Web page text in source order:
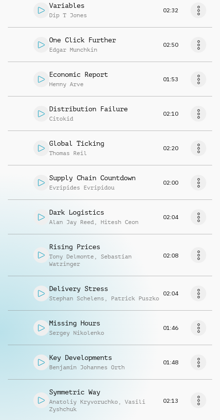
Variables
Dip T Jones
02:32
One Click Further
Edgar Munchkin
02:50
Economic Report
Henny Arve
01:53
Distribution Failure
Citokid
02:10
Global Ticking
Thomas Reil
02:20
Supply Chain Countdown
Evripides Evripidou
02:00
Dark Logistics
Alan Jay Reed , Hitesh Ceon
02:04
Rising Prices
Tony Delmonte , Sebastian
Watzinger
02:08
Delivery Stress
Stephan Schelens , Patrick Puszko
02:04
Missing Hours
Sergey Nikolenko
01:46
Key Developments
Benjamin Johannes Orth
01:48
Symmetric Way
Anatoliy Kryvoruchko , Vasili
Zyshchuk
02:13